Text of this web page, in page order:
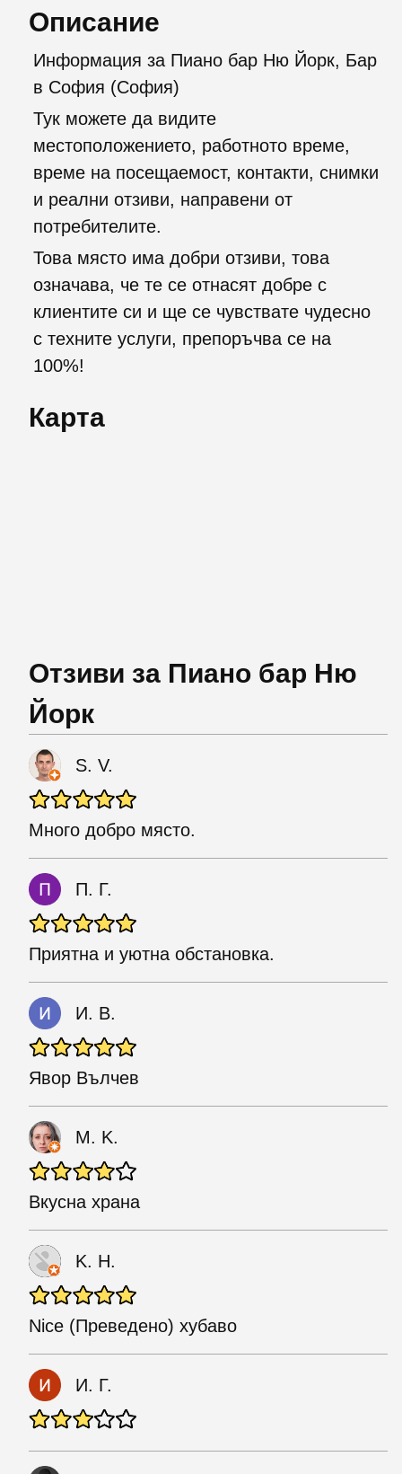
Описание
Информация за Пиано бар Ню Йорк, Бар
в София (София)
Тук можете да видите
местоположението, работното време,
време на посещаемост, контакти, снимки
и реални отзиви, направени от
потребителите.
Това място има добри отзиви, това
означава, че те се отнасят добре с
клиентите си и ще се чувствате чудесно
с техните услуги, препоръчва се на
100%!
Карта
Отзиви за Пиано бар Ню
Йорк
S. V.
Много добро място.
П. Г.
Приятна и уютна обстановка.
И. В.
Явор Вълчев
M. K.
Вкусна храна
K. H.
Nice (Преведено) хубаво
И. Г.